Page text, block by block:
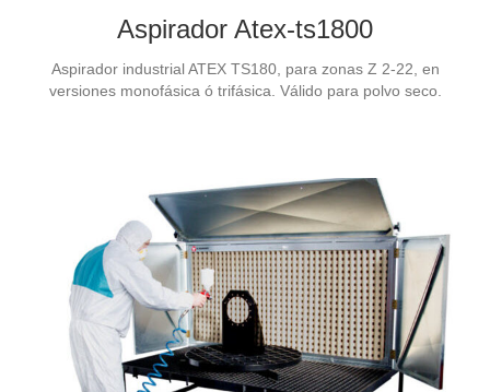
Aspirador Atex-ts1800
Aspirador industrial ATEX TS180, para zonas Z 2-22, en
versiones monofásica ó trifásica. Válido para polvo seco.